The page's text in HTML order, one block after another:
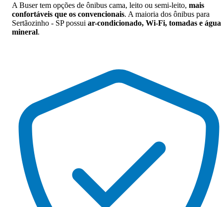
A Buser tem opções de ônibus cama, leito ou semi-leito, mais
confortáveis que os convencionais. A maioria dos ônibus para
Sertãozinho - SP possui ar-condicionado, Wi-Fi, tomadas e água
mineral.